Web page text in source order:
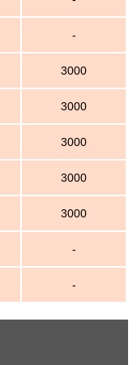
-
3000
3000
3000
3000
3000
-
-